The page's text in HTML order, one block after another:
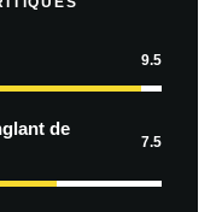
9.5
de
7.5